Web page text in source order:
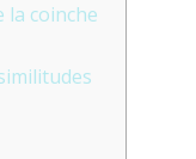
la coinche